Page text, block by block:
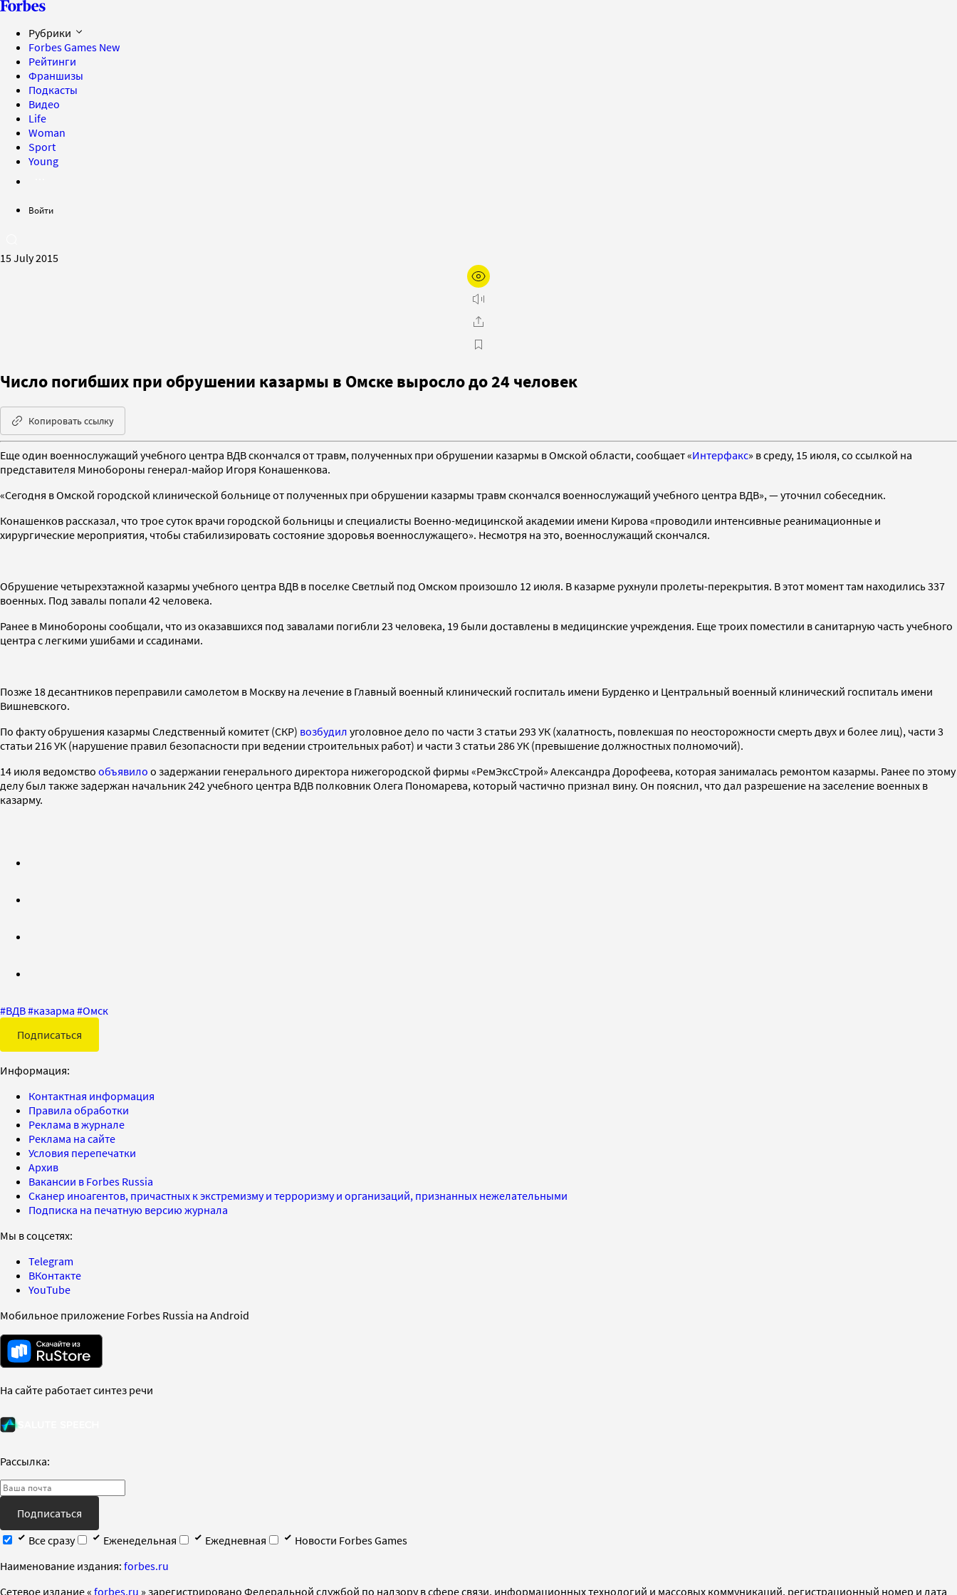
Рубрики
Forbes Games New
Рейтинги
Франшизы
Подкасты
Видео
Life
Woman
Sport
Young
Войти
15 July 2015
Число погибших при обрушении казармы в Омске выросло до 24 человек
Копировать ссылку
Еще один военнослужащий учебного центра ВДВ скончался от травм, полученных при обрушении казармы в Омской области, сообщает «Интерфакс» в среду, 15 июля, со ссылкой на
представителя Минобороны генерал-майор Игоря Конашенкова.
«Сегодня в Омской городской клинической больнице от полученных при обрушении казармы травм скончался военнослужащий учебного центра ВДВ», — уточнил собеседник.
Конашенков рассказал, что трое суток врачи городской больницы и специалисты Военно-медицинской академии имени Кирова «проводили интенсивные реанимационные и
хирургические мероприятия, чтобы стабилизировать состояние здоровья военнослужащего». Несмотря на это, военнослужащий скончался.
Обрушение четырехэтажной казармы учебного центра ВДВ в поселке Светлый под Омском произошло 12 июля. В казарме рухнули пролеты-перекрытия. В этот момент там находились 337
военных. Под завалы попали 42 человека.
Ранее в Минобороны сообщали, что из оказавшихся под завалами погибли 23 человека, 19 были доставлены в медицинские учреждения. Еще троих поместили в санитарную часть учебного
центра с легкими ушибами и ссадинами.
Позже 18 десантников переправили самолетом в Москву на лечение в Главный военный клинический госпиталь имени Бурденко и Центральный военный клинический госпиталь имени
Вишневского.
По факту обрушения казармы Следственный комитет (СКР) возбудил уголовное дело по части 3 статьи 293 УК (халатность, повлекшая по неосторожности смерть двух и более лиц), части 3
статьи 216 УК (нарушение правил безопасности при ведении строительных работ) и части 3 статьи 286 УК (превышение должностных полномочий).
14 июля ведомство объявило о задержании генерального директора нижегородской фирмы «РемЭксСтрой» Александра Дорофеева, которая занималась ремонтом казармы. Ранее по этому
делу был также задержан начальник 242 учебного центра ВДВ полковник Олега Пономарева, который частично признал вину. Он пояснил, что дал разрешение на заселение военных в
казарму.
#ВДВ#казарма #Омск
Подписаться
Информация:
Контактная информация
Правила обработки
Реклама в журнале
Реклама на сайте
Условия перепечатки
Архив
Вакансии в Forbes Russia
Сканер иноагентов, причастных к экстремизму и терроризму и организаций, признанных нежелательными
Подписка на печатную версию журнала
Мы в соцсетях:
Telegram
ВКонтакте
YouTube
Мобильное приложение Forbes Russia на Android
На сайте работает синтез речи
Рассылка:
Подписаться
Все сразу
Еженедельная Ежедневная
Новости Forbes Games
Наименование издания: forbes.ru
Cетевое издание « forbes.ru » зарегистрировано Федеральной службой по надзору в сфере связи, информационных технологий и массовых коммуникаций, регистрационный номер и дата